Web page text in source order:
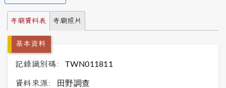
寺廟資料表 寺廟照片
基本資料
記錄識別碼: TWN011811
資料來源: 田野調查